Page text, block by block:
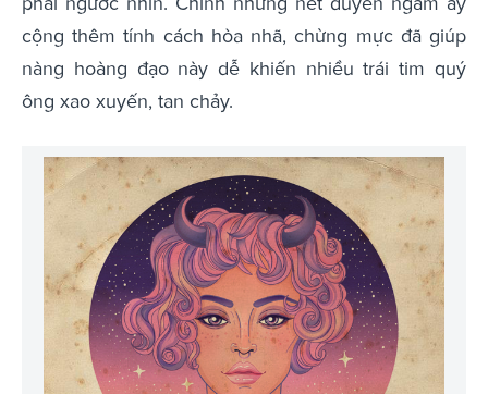
cộng thêm tính cách hòa nhã, chừng mực đã giúp
nàng hoàng đạo này dễ khiến nhiều trái tim quý
ông xao xuyến, tan chảy.